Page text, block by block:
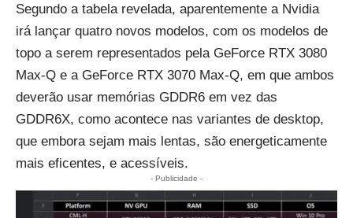
Segundo a tabela revelada, aparentemente a Nvidia
irá lançar quatro novos modelos, com os modelos de
topo a serem representados pela GeForce RTX 3080
Max-Q e a GeForce RTX 3070 Max-Q, em que ambos
deverão usar memórias GDDR6 em vez das
GDDR6X, como acontece nas variantes de desktop,
que embora sejam mais lentas, são energeticamente
mais eficentes, e acessíveis.
- Publicidade -